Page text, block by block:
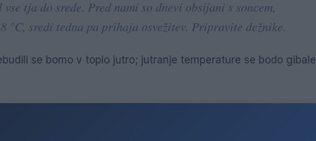
tja do srede. Pred nami so dnevi obsijani s soncem,
°C, sredi tedna pa prihaja osvežitev. Pripravite dežnike.
se bomo v toplo jutro; jutranje temperature se bodo gibale